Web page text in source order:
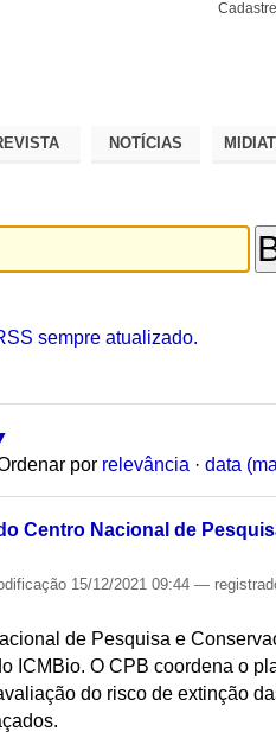
NOTÍCIAS
sempre atualizado.
por relevância · data
Centro Nacional de
15/12/2021 09:44—
de Pesquisa e
ICMBio. O CPB coordena o
do risco de extinção